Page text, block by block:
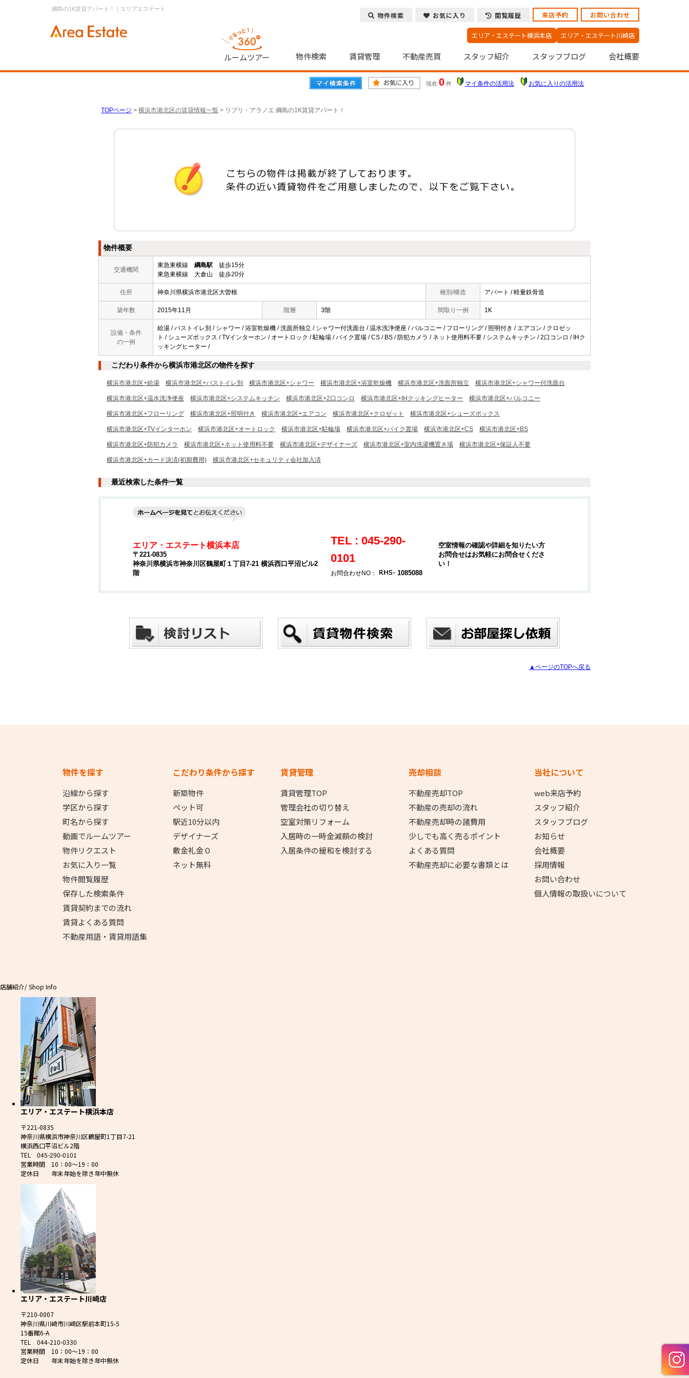
綱島の1K賃貸アパート！｜エリアエステート
物件検索 お気に入り 閲覧履歴 来店予約 お問い合わせ
エリア・エステート横浜本店 エリア・エステート川崎店
ルームツアー 物件検索 賃貸管理 不動産売買 スタッフ紹介 スタッフブログ 会社概要
現在 0 件 マイ条件の活用法 お気に入りの活用法
TOPページ > 横浜市港北区の賃貸情報一覧 > リブリ・アラノエ 綱島の1K賃貸アパート！
物件概要
交通機関
東急東横線 綱島駅 徒歩15分
東急東横線 大倉山 徒歩20分
住所 神奈川県横浜市港北区大曽根 種別/構造 アパート / 軽量鉄骨造
築年数 2015年11月 階層 3階 間取り一例 1K
設備・条件
の一例
給湯 / バストイレ別 / シャワー / 浴室乾燥機 / 洗面所独立 / シャワー付洗面台 / 温水洗浄便座 / バルコニー / フローリング / 照明付き / エアコン / クロゼッ
ト / シューズボックス / TVインターホン / オートロック / 駐輪場 / バイク置場 / CS / BS / 防犯カメラ / ネット使用料不要 / システムキッチン / 2口コンロ / IHク
ッキングヒーター /
こだわり条件から横浜市港北区の物件を探す
横浜市港北区+給湯 横浜市港北区+バストイレ別 横浜市港北区+シャワー 横浜市港北区+浴室乾燥機 横浜市港北区+洗面所独立 横浜市港北区+シャワー付洗面台
横浜市港北区+温水洗浄便座 横浜市港北区+システムキッチン 横浜市港北区+2口コンロ 横浜市港北区+IHクッキングヒーター 横浜市港北区+バルコニー
横浜市港北区+フローリング 横浜市港北区+照明付き 横浜市港北区+エアコン 横浜市港北区+クロゼット 横浜市港北区+シューズボックス
横浜市港北区+TVインターホン 横浜市港北区+オートロック 横浜市港北区+駐輪場 横浜市港北区+バイク置場 横浜市港北区+CS 横浜市港北区+BS
横浜市港北区+防犯カメラ 横浜市港北区+ネット使用料不要 横浜市港北区+デザイナーズ 横浜市港北区+室内洗濯機置き場 横浜市港北区+保証人不要
横浜市港北区+カード決済(初期費用) 横浜市港北区+セキュリティ会社加入済
最近検索した条件一覧
エリア・エステート横浜本店
〒221-0835
神奈川県横浜市神奈川区鶴屋町１丁目7-21 横浜西口平沼ビル2
階
TEL : 045-290-
0101
お問合わせNO： 1085088
空室情報の確認や詳細を知りたい方
お問合せはお気軽にお問合せくださ
い！
▲ページのTOPへ戻る
物件を探す
沿線から探す
学区から探す
町名から探す
動画でルームツアー
物件リクエスト
お気に入り一覧
物件閲覧履歴
保存した検索条件
賃貸契約までの流れ
賃貸よくある質問
不動産用語・賃貸用語集
こだわり条件から探す
新築物件
ペット可
駅近10分以内
デザイナーズ
敷金礼金０
ネット無料
賃貸管理
賃貸管理TOP
管理会社の切り替え
空室対策リフォーム
入居時の一時金減額の検討
入居条件の緩和を検討する
売却相談
不動産売却TOP
不動産の売却の流れ
不動産売却時の諸費用
少しでも高く売るポイント
よくある質問
不動産売却に必要な書類とは
当社について
web来店予約
スタッフ紹介
スタッフブログ
お知らせ
会社概要
採用情報
お問い合わせ
個人情報の取扱いについて
店舗紹介/ Shop Info
エリア・エステート横浜本店
〒221-0835
神奈川県横浜市神奈川区鶴屋町1丁目7-21
横浜西口平沼ビル2階
TEL 045-290-0101
営業時間 10：00～19：00
定休日 年末年始を除き年中無休
エリア・エステート川崎店
〒210-0007
神奈川県川崎市川崎区駅前本町15-5
15番館6-A
TEL 044-210-0330
営業時間 10：00～19：00
定休日 年末年始を除き年中無休